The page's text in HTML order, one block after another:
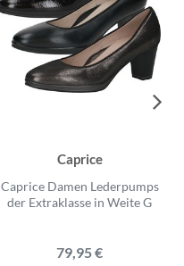
Caprice
Caprice Damen Lederpumps
der Extraklasse in Weite G
79,95 €